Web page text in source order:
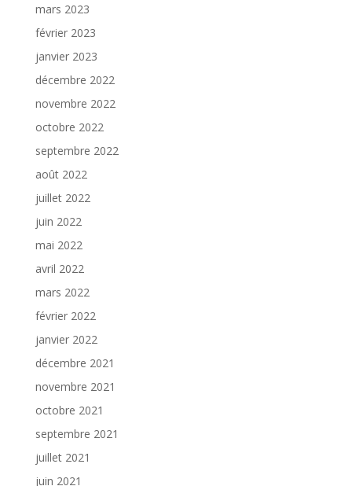
mars 2023
février 2023
janvier 2023
décembre 2022
novembre 2022
octobre 2022
septembre 2022
août 2022
juillet 2022
juin 2022
mai 2022
avril 2022
mars 2022
février 2022
janvier 2022
décembre 2021
novembre 2021
octobre 2021
septembre 2021
juillet 2021
juin 2021